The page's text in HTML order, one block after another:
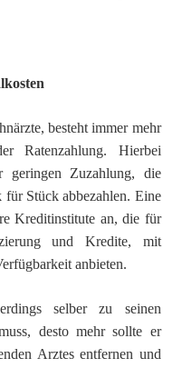
besteht immer mehr
Ratenzahlung. Hierbei
Zuzahlung, die
für Stück abbezahlen. Eine
Kreditinstitute an, die für
und Kredite, mit
anbieten.
selber zu seinen
desto mehr sollte er
Arztes entfernen und